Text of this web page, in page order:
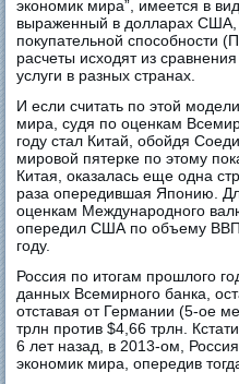
экономик мира”, имеется в
выраженный в долларах США,
покупательной способности
расчеты исходят из
услуги в разных странах.
И если считать по этой
мира, судя по оценкам
году стал Китай, обойдя
мировой пятерке по этому
Китая, оказалась еще одна
раза опередившая Японию.
оценкам Международного
опередил США по объему
году.
Россия по итогам прошлого
данных Всемирного банка,
отставая от Германии (5-ое
трлн против $4,66 трлн.
6 лет назад, в 2013-ом,
экономик мира, опередив